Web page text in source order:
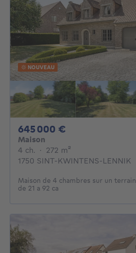
NOUVEAU
645 000 €
Maison
4 ch. 4 chambres
· 272 m²
1750 SINT-KWINTENS-LENNIK
Maison de 4 chambres sur un terrain
de 21 a 92 ca